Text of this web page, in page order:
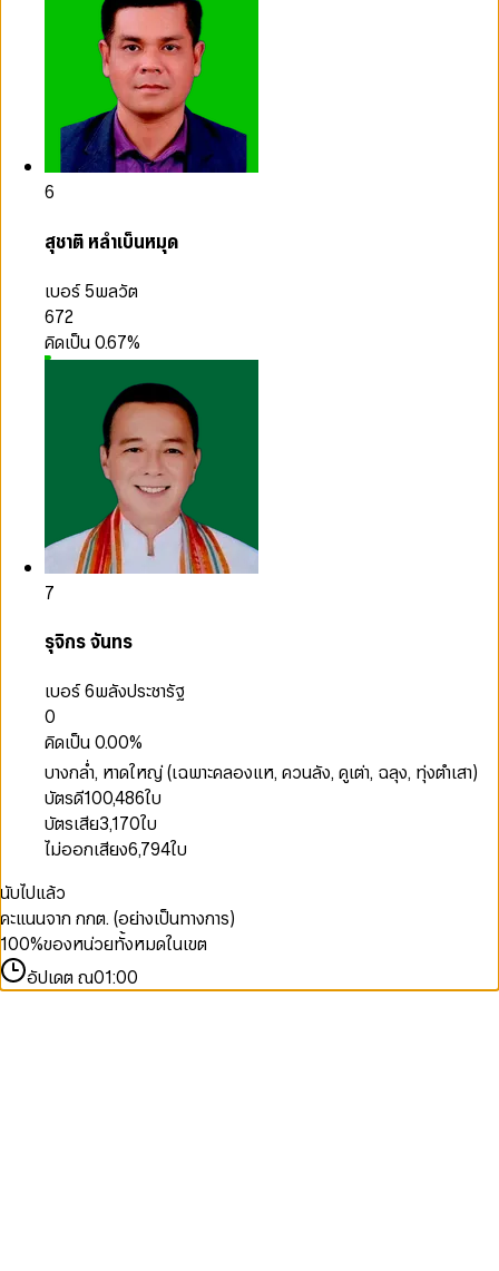
6
สุชาติ หลำเบ็นหมุด
เบอร์ 5พลวัต
672
คิดเป็น0.67%
7
รุจิกร จันทร
เบอร์ 6พลังประชารัฐ
0
คิดเป็น0.00%
บางกล่ำ, หาดใหญ่ (เฉพาะคลองแห, ควนลัง, คูเต่า, ฉลุง, ทุ่งตำเสา)
บัตรดี100,486ใบ
บัตรเสีย3,170ใบ
ไม่ออกเสียง6,794ใบ
นับไปแล้ว
คะแนนจาก กกต. (อย่างเป็นทางการ)
100%ของหน่วยทั้งหมดในเขต
อัปเดต ณ01:00